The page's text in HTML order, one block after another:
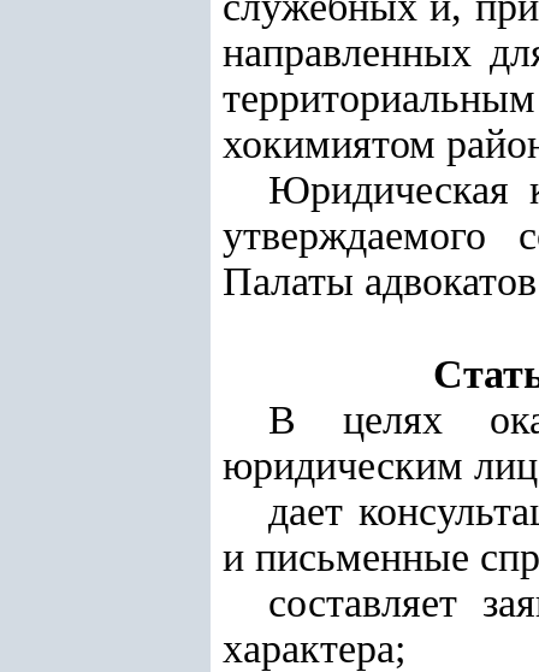
направленных
хокимиятом
Юридическая
утверждаемого
Палаты
В целях
юридическим
дает
и письменные
составляет
характера;